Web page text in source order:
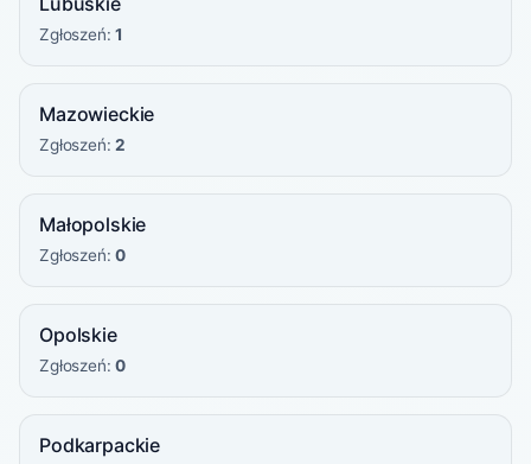
Zgłoszeń:1
Mazowieckie
Zgłoszeń:2
Małopolskie
Zgłoszeń:0
Opolskie
Zgłoszeń:0
Podkarpackie